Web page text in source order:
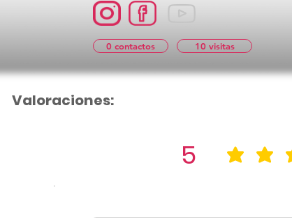
0 contactos 10 visitas
Valoraciones:
5